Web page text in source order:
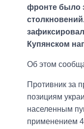
фронте было
Купянском
Об этом
Противник за
позициям
населенным
применением